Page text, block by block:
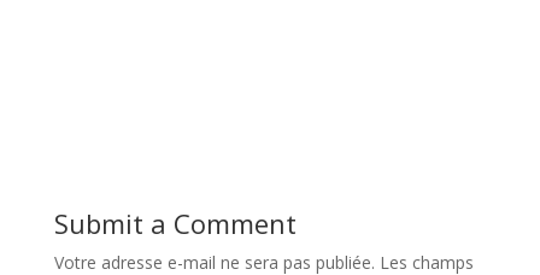
Submit a Comment
Votre adresse e-mail ne sera pas publiée. Les champs